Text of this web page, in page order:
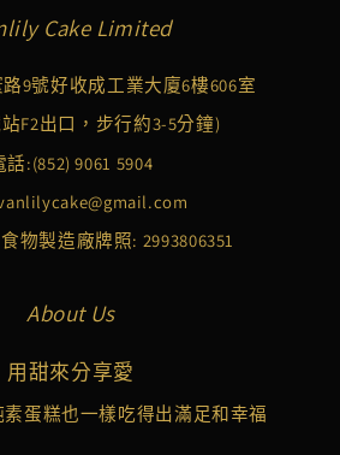
Cake Limited
9號好收成工業大廈6樓606室
F2出口，步行約3-5分鐘)
話:(852) 9061 5904
物製造廠牌照: 2993806351
About Us
用甜來分享愛
蛋糕也一樣吃得出滿足和幸福